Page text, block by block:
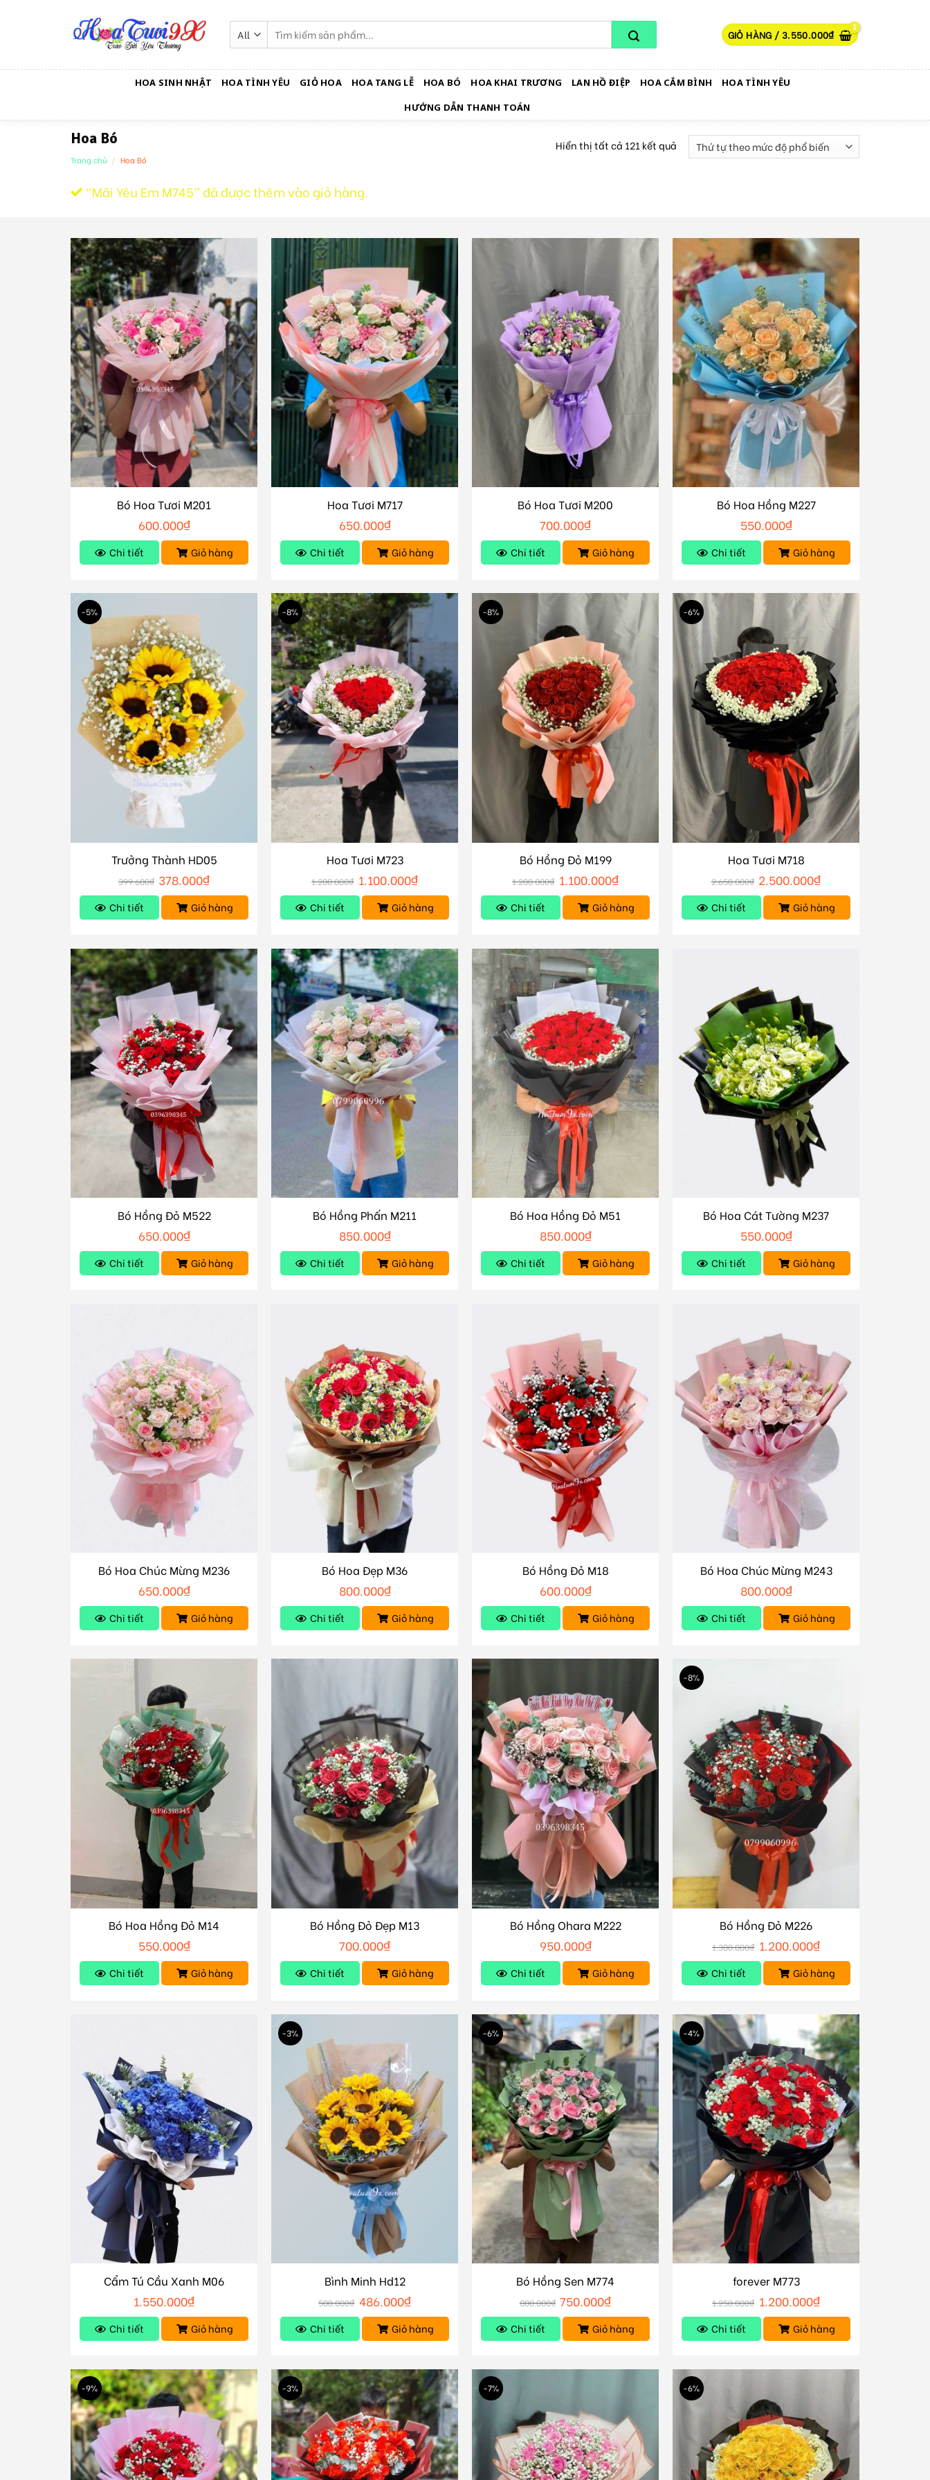
kiếm:
GIỎ HÀNG / 3.550.000₫
HOA SINH NHẬT HOA TÌNH YÊU GIỎ HOA HOA TANG LỄ HOA BÓ HOA KHAI TRƯƠNG LAN HỒ ĐIỆP HOA CẮM BÌNH
HOA TÌNH YÊU
HƯỚNG DẪN THANH TOÁN
Hoa Bó
Trang chủ / Hoa Bó
Hiển thị tất cả 121 kết quả
“Mãi Yêu Em M745” đã được thêm vào giỏ hàng.
Bó Hoa Tươi M201
600.000₫
Chi tiết Giỏ hàng
Hoa Tươi M717
650.000₫
Chi tiết Giỏ hàng
Bó Hoa Tươi M200
700.000₫
Chi tiết Giỏ hàng
Bó Hoa Hồng M227
550.000₫
Chi tiết Giỏ hàng
-5%
Trưởng Thành HD05
399.600₫ 378.000₫
Chi tiết Giỏ hàng
-8%
Hoa Tươi M723
1.200.000₫ 1.100.000₫
Chi tiết Giỏ hàng
-8%
Bó Hồng Đỏ M199
1.200.000₫ 1.100.000₫
Chi tiết Giỏ hàng
-6%
Hoa Tươi M718
2.650.000₫ 2.500.000₫
Chi tiết Giỏ hàng
Bó Hồng Đỏ M522
650.000₫
Chi tiết Giỏ hàng
Bó Hồng Phấn M211
850.000₫
Chi tiết Giỏ hàng
Bó Hoa Hồng Đỏ M51
850.000₫
Chi tiết Giỏ hàng
Bó Hoa Cát Tường M237
550.000₫
Chi tiết Giỏ hàng
Bó Hoa Chúc Mừng M236
650.000₫
Chi tiết Giỏ hàng
Bó Hoa Đẹp M36
800.000₫
Chi tiết Giỏ hàng
Bó Hồng Đỏ M18
600.000₫
Chi tiết Giỏ hàng
Bó Hoa Chúc Mừng M243
800.000₫
Chi tiết Giỏ hàng
Bó Hoa Hồng Đỏ M14
550.000₫
Chi tiết Giỏ hàng
Bó Hồng Đỏ Đẹp M13
700.000₫
Chi tiết Giỏ hàng
Bó Hồng Ohara M222
950.000₫
Chi tiết Giỏ hàng
-8%
Bó Hồng Đỏ M226
1.300.000₫ 1.200.000₫
Chi tiết Giỏ hàng
Cẩm Tú Cầu Xanh M06
1.550.000₫
Chi tiết Giỏ hàng
-3%
Bình Minh Hd12
500.000₫ 486.000₫
Chi tiết Giỏ hàng
-6%
Bó Hồng Sen M774
800.000₫ 750.000₫
Chi tiết Giỏ hàng
-4%
forever M773
1.250.000₫ 1.200.000₫
Chi tiết Giỏ hàng
-9% -3% -7% -6%